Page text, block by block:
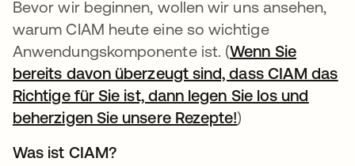
Bevor wir beginnen, wollen wir uns ansehen,
warum CIAM heute eine so wichtige
Anwendungskomponente ist. (Wenn Sie
bereits davon überzeugt sind, dass CIAM das
Richtige für Sie ist, dann legen Sie los und
beherzigen Sie unsere Rezepte!wird in einer
)
Was ist CIAM?